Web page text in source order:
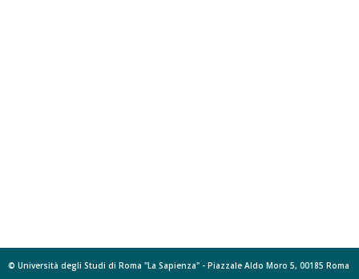
© Università degli Studi di Roma "La Sapienza" - Piazzale Aldo Moro 5, 00185 Roma